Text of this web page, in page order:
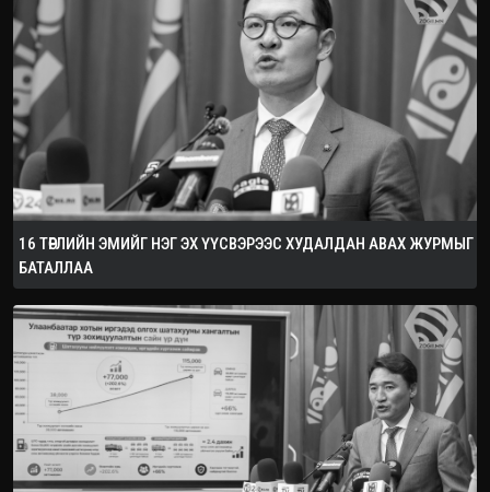
16 ТӨРЛИЙН ЭМИЙГ НЭГ ЭХ ҮҮСВЭРЭЭС ХУДАЛДАН АВАХ ЖУРМЫГ
БАТАЛЛАА